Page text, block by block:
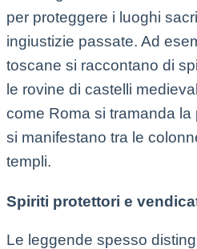
per proteggere i luoghi
ingiustizie passate. Ad
toscane si raccontano di
le rovine di castelli
come Roma si tramanda
si manifestano tra le
templi.
Spiriti protettori e
Le leggende spesso